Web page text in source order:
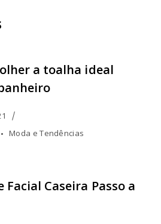
a toalha ideal
Moda e Tendências
Facial Caseira Passo a